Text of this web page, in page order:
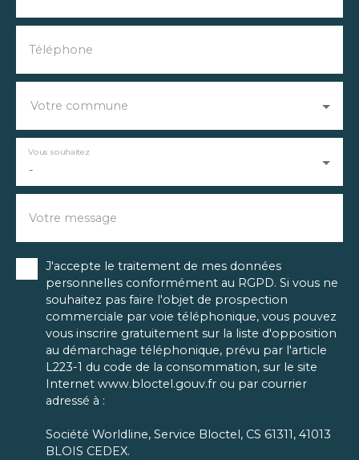
Téléphone
Votre commune
-
Vous souhaitez
Votre message
J'accepte le traitement de mes données
personnelles conformément au RGPD. Si vous ne
souhaitez pas faire l'objet de prospection
commerciale par voie téléphonique, vous pouvez
vous inscrire gratuitement sur la liste d'opposition
au démarchage téléphonique, prévu par l'article
L223-1 du code de la consommation, sur le site
Internet www.bloctel.gouv.fr ou par courrier
adressé à :
Société Worldline, Service Bloctel, CS 61311, 41013
BLOIS CEDEX.